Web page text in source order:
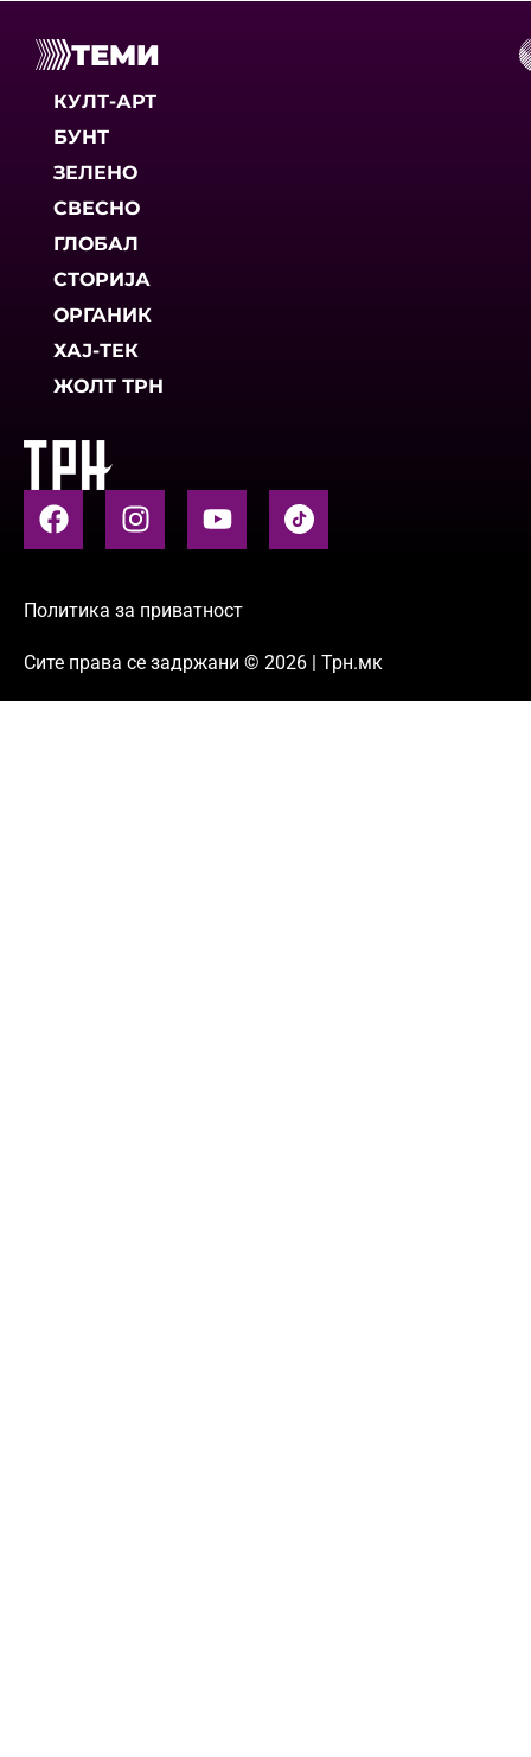
ТЕМИ
КУЛТ-АРТ
БУНТ
ЗЕЛЕНО
СВЕСНО
ГЛОБАЛ
СТОРИЈА
ОРГАНИК
ХАЈ-ТЕК
ЖОЛТ ТРН
Политика за приватност
Сите права се задржани © 2026 | Трн.мк